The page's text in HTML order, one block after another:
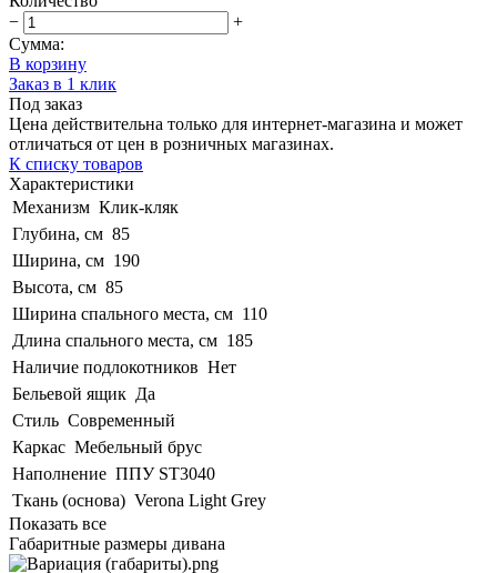
−
+
Сумма:
В корзину
Заказ в 1 клик
Под заказ
Цена действительна только для интернет-магазина и может
отличаться от цен в розничных магазинах.
К списку товаров
Характеристики
Механизм Клик-кляк
Глубина, см 85
Ширина, см 190
Высота, см 85
Ширина спального места, см 110
Длина спального места, см 185
Наличие подлокотников Нет
Бельевой ящик Да
Стиль Современный
Каркас Мебельный брус
Наполнение ППУ ST3040
Ткань (основа) Verona Light Grey
Показать все
Габаритные размеры дивана